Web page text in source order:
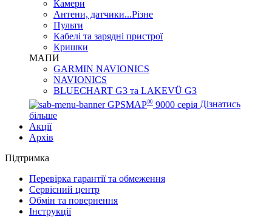
Камери
Антени, датчики...Різне
Пульти
Кабелі та зарядні пристрої
Кришки
МАПИ
GARMIN NAVIONICS
NAVIONICS
BLUECHART G3 та LAKEVÜ G3
GPSMAP® 9000 серія Дізнатись
більше
Акції
Архів
Підтримка
Перевірка гарантії та обмеження
Сервісний центр
Обмін та повернення
Інструкції